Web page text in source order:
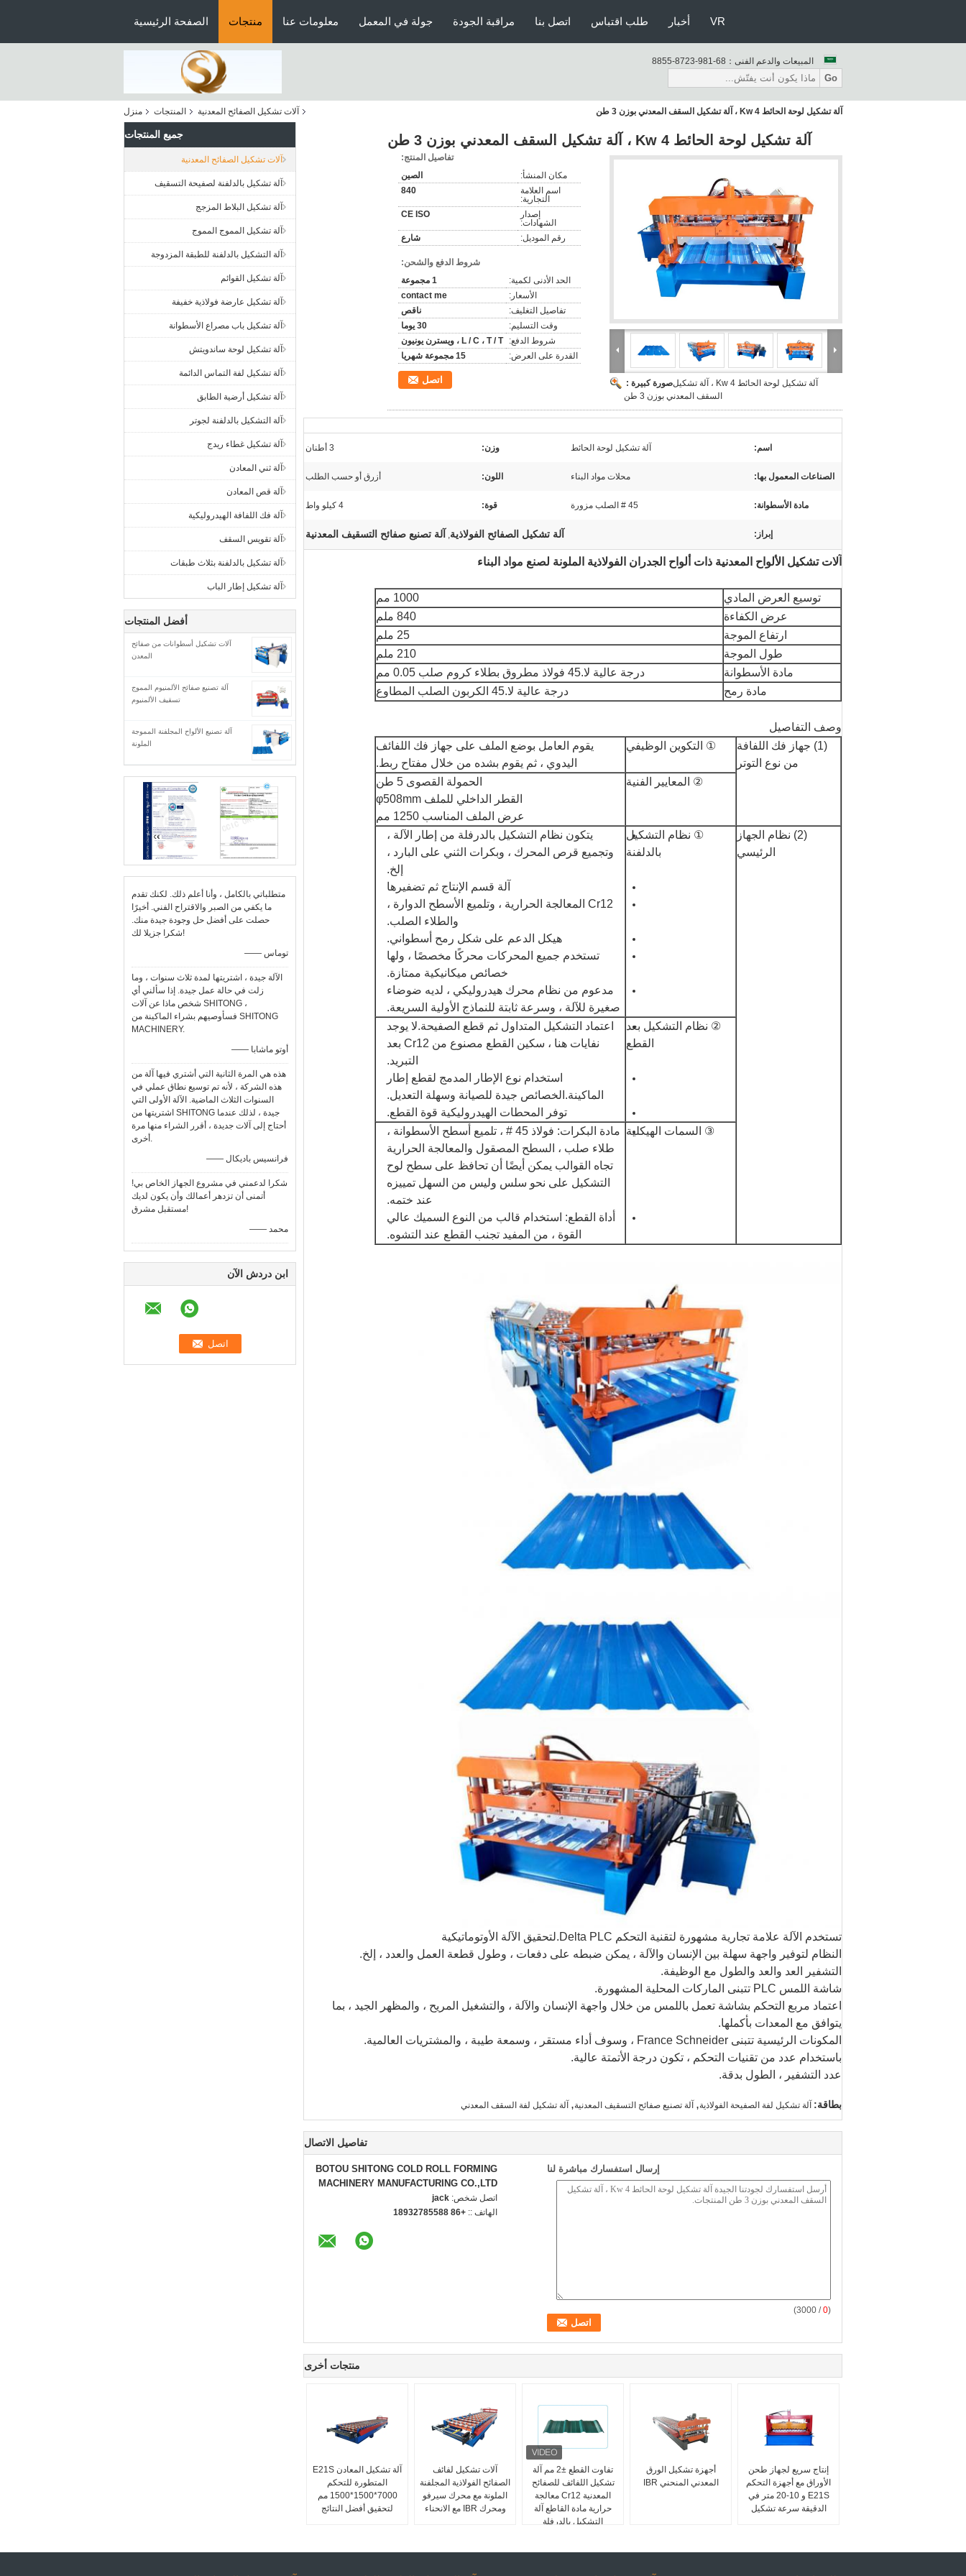
الصفحة الرئيسية منتجات معلومات عنا جولة في المعمل مراقبة الجودة اتصل بنا طلب اقتباس أخبار VR
المبيعات والدعم الفنى： 86-189-3278-5588
Go
منزل المنتجات آلات تشكيل الصفائح المعدنية آلة تشكيل لوحة الحائط 4 Kw ، آلة تشكيل السقف المعدني بوزن 3 طن
جميع المنتجات
آلات تشكيل الصفائح المعدنية
آلة تشكيل بالدلفنة لصفيحة التسقيف
آلة تشكيل البلاط المزجج
آلة تشكيل المموج المموج
آلة التشكيل بالدلفنة للطبقة المزدوجة
آلة تشكيل القوائم
آلة تشكيل عارضة فولاذية خفيفة
آلة تشكيل باب مصراع الأسطوانة
آلة تشكيل لوحة ساندويتش
آلة تشكيل لفة التماس الدائمة
آلة تشكيل أرضية الطابق
آلة التشكيل بالدلفنة لجوتر
آلة تشكيل غطاء ريدج
آلة ثني المعادن
آلة قص المعادن
آلة فك اللفافة الهيدروليكية
آلة تقويس السقف
آلة تشكيل بالدلفنة بثلاث طبقات
آلة تشكيل إطار الباب
أفضل المنتجات
آلات تشكيل أسطوانات من صفائح
المعدن
آلة تصنيع صفائح الألمنيوم المموج
تسقيف الألمنيوم
آلة تصنيع الألواح المجلفنة المموجة
الملونة
متطلباتي بالكامل ، وأنا أعلم ذلك. لكنك تقدم
ما يكفي من الصبر والاقتراح الفني. أخيرًا
حصلت على أفضل حل وجودة جيدة منك.
شكرا جزيلا لك!
—— توماس
الآلة جيدة ، اشتريتها لمدة ثلاث سنوات ، وما
زلت في حالة عمل جيدة. إذا سألني أي
شخص ماذا عن آلات SHITONG ،
فسأوصيهم بشراء الماكينة من SHITONG
MACHINERY.
—— أوتو ماشابا
هذه هي المرة الثانية التي أشتري فيها آلة من
هذه الشركة ، لأنه تم توسيع نطاق عملي في
السنوات الثلاث الماضية. الآلة الأولى التي
اشتريتها من SHITONG جيدة ، لذلك عندما
أحتاج إلى آلات جديدة ، أقرر الشراء منها مرة
أخرى.
—— فرانسيس باديكال
شكرا لدعمني في مشروع الجهاز الخاص بي!
أتمنى أن تزدهر أعمالك وأن يكون لديك
مستقبل مشرق!
—— محمد
ابن دردش الآن
آلة تشكيل لوحة الحائط 4 Kw ، آلة تشكيل السقف المعدني بوزن 3 طن
صورة كبيرة :آلة تشكيل لوحة الحائط 4 Kw ، آلة تشكيل
السقف المعدني بوزن 3 طن
تفاصيل المنتج:
مكان المنشأ:
الصين
اسم العلامة
التجارية:
840
إصدار
الشهادات:
CE ISO
رقم الموديل: شارع
شروط الدفع والشحن:
الحد الأدنى لكمية:
1 مجموعة
الأسعار:
contact me
تفاصيل التغليف:
ناقص
وقت التسليم:
30 يوما
شروط الدفع:
L / C ، T / T ، ويسترن يونيون
القدرة على العرض:
15 مجموعة شهريا
اتصل
اسم: آلة تشكيل لوحة الحائط وزن: 3 أطنان
الصناعات المعمول بها: محلات مواد البناء اللون: أزرق أو حسب الطلب
مادة الأسطوانة: 45 # الصلب مزورة قوة: 4 كيلو واط
إبراز: آلة تشكيل الصفائح الفولاذية, آلة تصنيع صفائح التسقيف المعدنية
آلات تشكيل الألواح المعدنية ذات ألواح الجدران الفولاذية الملونة لصنع مواد البناء
توسيع العرض المادي
1000 مم
عرض الكفاءة
840 ملم
ارتفاع الموجة
25 ملم
طول الموجة
210 ملم
مادة الأسطوانة
درجة عالية لا.45 فولاذ مطروق بطلاء كروم صلب 0.05 مم
مادة رمح
درجة عالية لا.45 الكربون الصلب المطاوع
وصف التفاصيل
(1) جهاز فك اللفافة
من نوع التوتر
① التكوين الوظيفي
يقوم العامل بوضع الملف على جهاز فك اللفائف
اليدوي ، ثم يقوم بشده من خلال مفتاح ربط.
② المعايير الفنية
الحمولة القصوى 5 طن
القطر الداخلي للملف φ508mm
عرض الملف المناسب 1250 مم
(2) نظام الجهاز
الرئيسي
① نظام التشكيل
بالدلفنة
يتكون نظام التشكيل بالدرفلة من إطار الآلة ،
وتجميع قرص المحرك ، وبكرات الثني على البارد ،
إلخ.
آلة قسم الإنتاج ثم تضفيرها
Cr12 المعالجة الحرارية ، وتلميع الأسطح الدوارة ،
والطلاء الصلب.
هيكل الدعم على شكل رمح أسطواني.
تستخدم جميع المحركات محركًا مخصصًا ، ولها
خصائص ميكانيكية ممتازة.
مدعوم من نظام محرك هيدروليكي ، لديه ضوضاء
صغيرة للآلة ، وسرعة ثابتة للنماذج الأولية السريعة.
② نظام التشكيل بعد
القطع
اعتماد التشكيل المتداول ثم قطع الصفيحة.لا يوجد
نفايات هنا ، سكين القطع مصنوع من Cr12 بعد
التبريد.
استخدام نوع الإطار المدمج لقطع إطار
الماكينة.الخصائص جيدة للصيانة وسهلة التعديل.
توفر المحطات الهيدروليكية قوة القطع.
③ السمات الهيكلية
مادة البكرات: فولاذ 45 # ، تلميع أسطح الأسطوانة ،
طلاء صلب ، السطح المصقول والمعالجة الحرارية
تجاه القوالب يمكن أيضًا أن تحافظ على سطح لوح
التشكيل على نحو سلس وليس من السهل تمييزه
عند ختمه.
أداة القطع: استخدام قالب من النوع السميك عالي
القوة ، من المفيد تجنب القطع عند التشوه.
تستخدم الآلة علامة تجارية مشهورة لتقنية التحكم Delta PLC.لتحقيق الآلة الأوتوماتيكية
النظام لتوفير واجهة سهلة بين الإنسان والآلة ، يمكن ضبطه على دفعات ، وطول قطعة العمل والعدد ، إلخ.
التشفير العد والعد والطول مع الوظيفة.
شاشة اللمس PLC تتبنى الماركات المحلية المشهورة.
اعتماد مربع التحكم بشاشة تعمل باللمس من خلال واجهة الإنسان والآلة ، والتشغيل المريح ، والمظهر الجيد ، بما
يتوافق مع المعدات بأكملها.
المكونات الرئيسية تتبنى France Schneider ، وسوف أداء مستقر ، وسمعة طيبة ، والمشتريات العالمية.
باستخدام عدد من تقنيات التحكم ، تكون درجة الأتمتة عالية.
عدد التشفير ، الطول بدقة.
بطاقة: آلة تشكيل لفة الصفيحة الفولاذية, آلة تصنيع صفائح التسقيف المعدنية, آلة تشكيل لفة السقف المعدني
تفاصيل الاتصال
BOTOU SHITONG COLD ROLL FORMING
MACHINERY MANUFACTURING CO.,LTD
اتصل شخص: jack
الهاتف :: +86 18932785588
إرسال استفسارك مباشرة لنا
(
0
/ 3000)
منتجات أخرى
آلة تشكيل المعادن E21S
المتطورة للتحكم
7000*1500*1500 مم
لتحقيق أفضل النتائج
آلات تشكيل لفائف
الصفائح الفولاذية المجلفنة
الملونة مع محرك سيرفو
ومحرك IBR مع الانحناء
تفاوت القطع ±2 مم آلة
تشكيل اللفائف للصفائح
المعدنية Cr12 معالجة
حرارية مادة القاطع آلة
التشكيل بالدرفلة
أجهزة تشكيل الورق
المعدني المنحني IBR
إنتاج سريع لجهاز طحن
الأوراق مع أجهزة التحكم
E21S و 10-20 متر في
الدقيقة سرعة تشكيل